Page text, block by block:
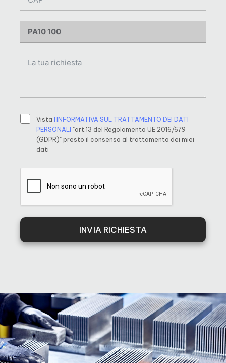
Vista l’INFORMATIVA SUL TRATTAMENTO DEI DATI
PERSONALI
"art.13 del Regolamento UE 2016/679
(GDPR)" presto il consenso al trattamento dei miei
dati
INVIA RICHIESTA